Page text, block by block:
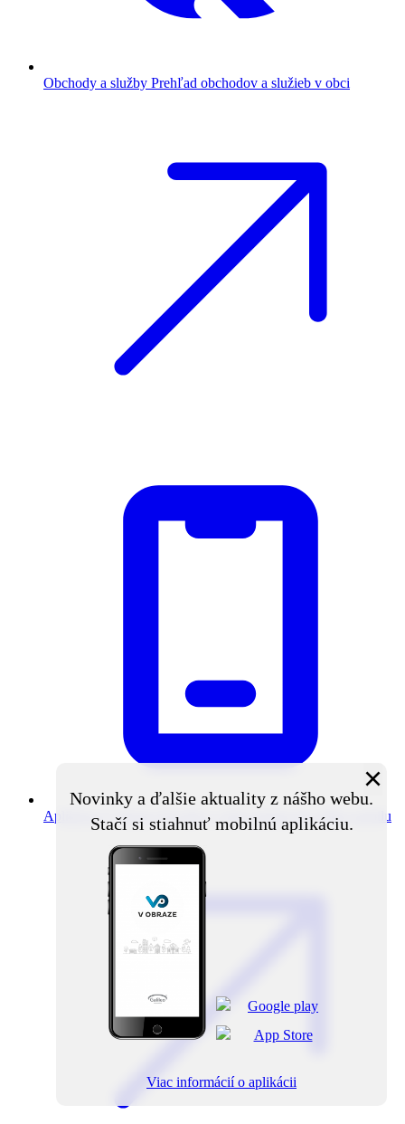
Obchody a služby Prehľad obchodov a služieb v obci
Aplikácia V obraze Novinky z obce priamo do vášho mobilu
Novinky a ďalšie aktuality z nášho webu.
Stačí si stiahnuť mobilnú aplikáciu.
×
Viac informácií o aplikácii